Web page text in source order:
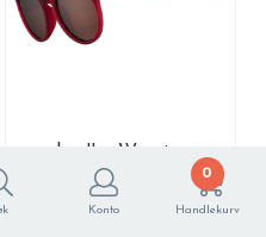
Konto
0
Handlekurv
goodr - I'm Wearing
Burgundy?